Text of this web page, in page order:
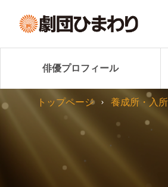
俳優プロフィール
トップページ 養成所・入